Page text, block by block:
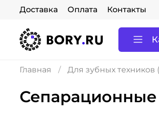
Доставка Оплата Контакты
Главная Для зубных техников